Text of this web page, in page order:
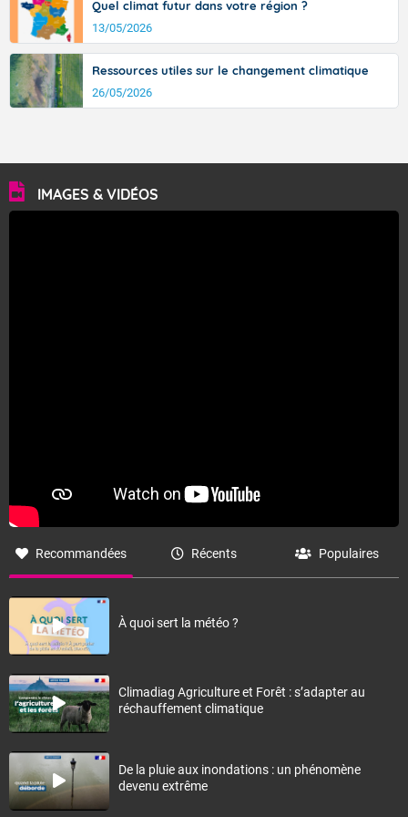
Quel climat futur dans votre région ?
13/05/2026
Ressources utiles sur le changement climatique
26/05/2026
IMAGES & VIDÉOS
Recommandées Récents Populaires
À quoi sert la météo ?
Climadiag Agriculture et Forêt : s’adapter au
réchauffement climatique
De la pluie aux inondations : un phénomène
devenu extrême